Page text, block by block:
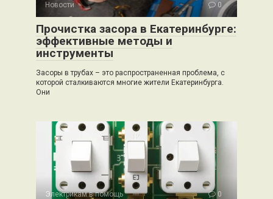
Новости 0
Прочистка засора в Екатеринбурге:
эффективные методы и
инструменты
Засоры в трубах – это распространенная проблема, с
которой сталкиваются многие жители Екатеринбурга.
Они
Электрикам в помощь 0